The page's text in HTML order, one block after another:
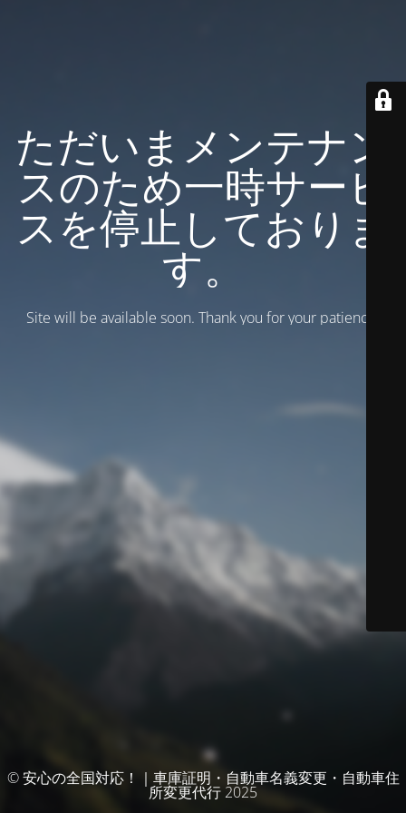
ただいまメンテナン
スのため一時サービ
スを停止しておりま
す。
Site will be available soon. Thank you for your patience!
© 安心の全国対応！｜車庫証明・自動車名義変更・自動車住
所変更代行 2025